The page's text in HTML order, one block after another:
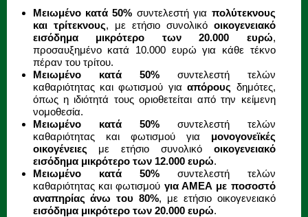
Μειωμένο κατά 50% συντελεστή για πολύτεκνους
και τρίτεκνους, με ετήσιο συνολικό οικογενειακό
εισόδημα μικρότερο των 20.000 ευρώ,
προσαυξημένο κατά 10.000 ευρώ για κάθε τέκνο
πέραν του τρίτου.
Μειωμένο κατά 50%συντελεστή τελών
καθαριότητας και φωτισμού γιααπόρους δημότες,
όπως η ιδιότητά τους οριοθετείται από την κείμενη
νομοθεσία.
Μειωμένο κατά 50%συντελεστή τελών
καθαριότητας και φωτισμού για μονογονεϊκές
οικογένειες με ετήσιο συνολικό οικογενειακό
εισόδημα μικρότερο των 12.000 ευρώ.
Μειωμένο κατά 50%συντελεστή τελών
καθαριότητας και φωτισμού για ΑΜΕΑ με ποσοστό
αναπηρίας άνω του 80%, με ετήσιο οικογενειακό
εισόδημα μικρότερο των 20.000 ευρώ.